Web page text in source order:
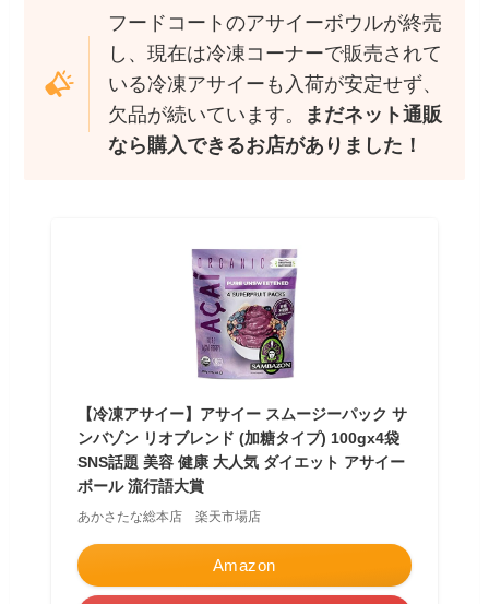
フードコートのアサイーボウルが終売
し、現在は冷凍コーナーで販売されて
いる冷凍アサイーも入荷が安定せず、
欠品が続いています。
まだネット通販
なら購入できるお店がありました！
【冷凍アサイー】アサイー スムージーパック サ
ンバゾン リオブレンド (加糖タイプ) 100gx4袋
SNS話題 美容 健康 大人気 ダイエット アサイー
ボール 流行語大賞
あかさたな総本店 楽天市場店
Amazon